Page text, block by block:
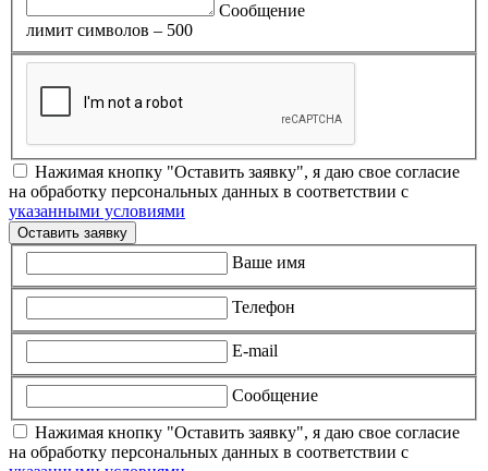
Сообщение
лимит символов – 500
Нажимая кнопку "Оставить заявку", я даю свое согласие
на обработку персональных данных в соответствии с
указанными условиями
Оставить заявку
Ваше имя
Телефон
E-mail
Сообщение
Нажимая кнопку "Оставить заявку", я даю свое согласие
на обработку персональных данных в соответствии с